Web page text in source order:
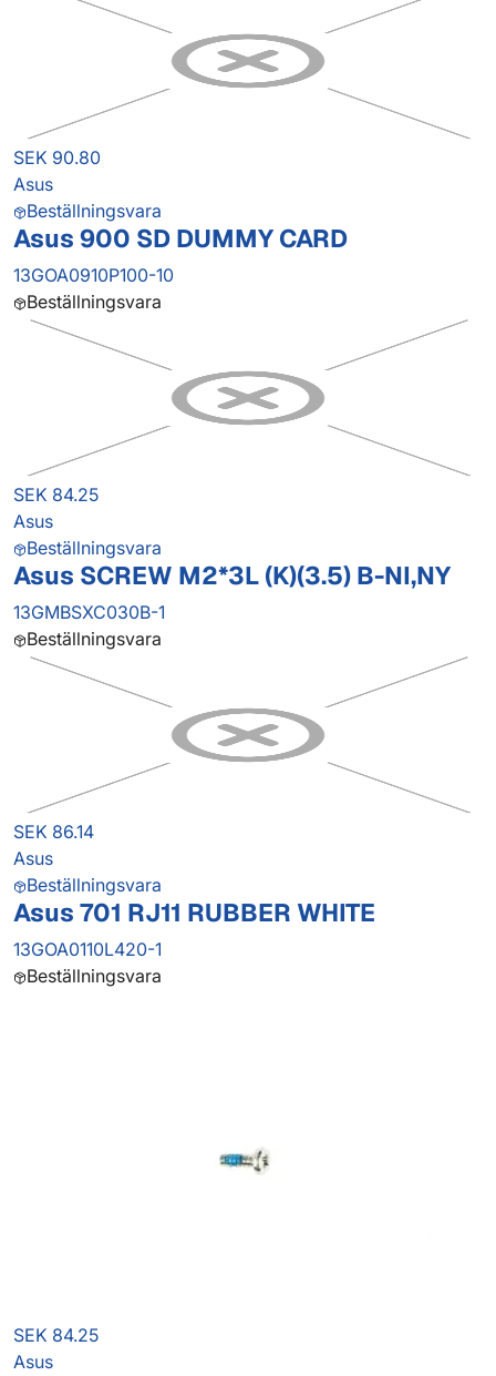
SEK 90.80
Asus
Beställningsvara
Asus 900 SD DUMMY CARD
13GOA0910P100-10
Beställningsvara
SEK 84.25
Asus
Beställningsvara
Asus SCREW M2*3L (K)(3.5) B-NI,NY
13GMBSXC030B-1
Beställningsvara
SEK 86.14
Asus
Beställningsvara
Asus 701 RJ11 RUBBER WHITE
13GOA0110L420-1
Beställningsvara
SEK 84.25
Asus